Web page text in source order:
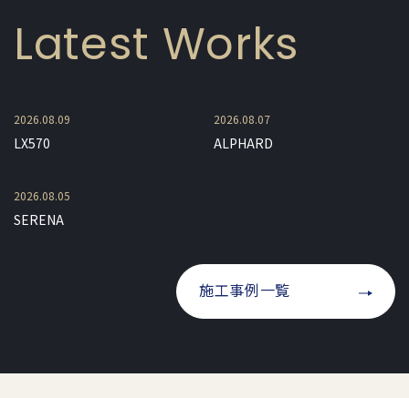
Latest Works
2026.08.09
LX570
2026.08.07
ALPHARD
2026.08.05
SERENA
施工事例一覧